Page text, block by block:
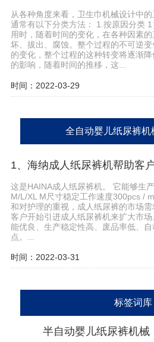
从各种角度来看，卫生巾机械设计中
通常有以下分类方法： 1.按原因分类
用时，随着时间的变化，在各种因素
坏、拔出、腐蚀。整个过程的不可逆
的变化，整个过程的这种转变将逐渐
的影响，随着时间的推移，这...
时间：2022-03-29
全自动婴儿纸尿裤机
1、海纳成人纸尿裤机帮助客
这是HAINA成人纸尿裤机。 它能够生
M/L/XL M尺寸稳定工作速度300pcs /
和对护理的重视，成人纸尿裤的市场
客户开始引进成人纸尿裤机来扩大市
能优良、生产稳定性高、废品率低、
点。...
时间：2022-03-31
标签词库
半自动婴儿纸尿裤机械